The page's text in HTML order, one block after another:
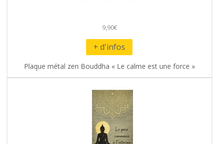
9,90€
+ d'infos
Plaque métal zen Bouddha « Le calme est une force »